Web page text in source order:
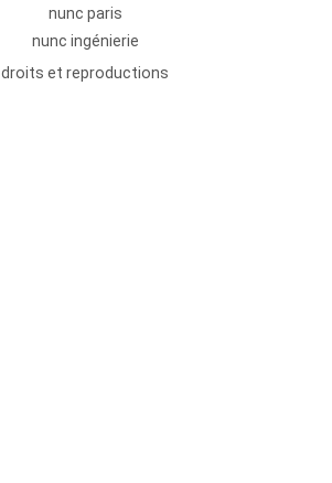
nunc paris
nunc ingénierie
droits et reproductions